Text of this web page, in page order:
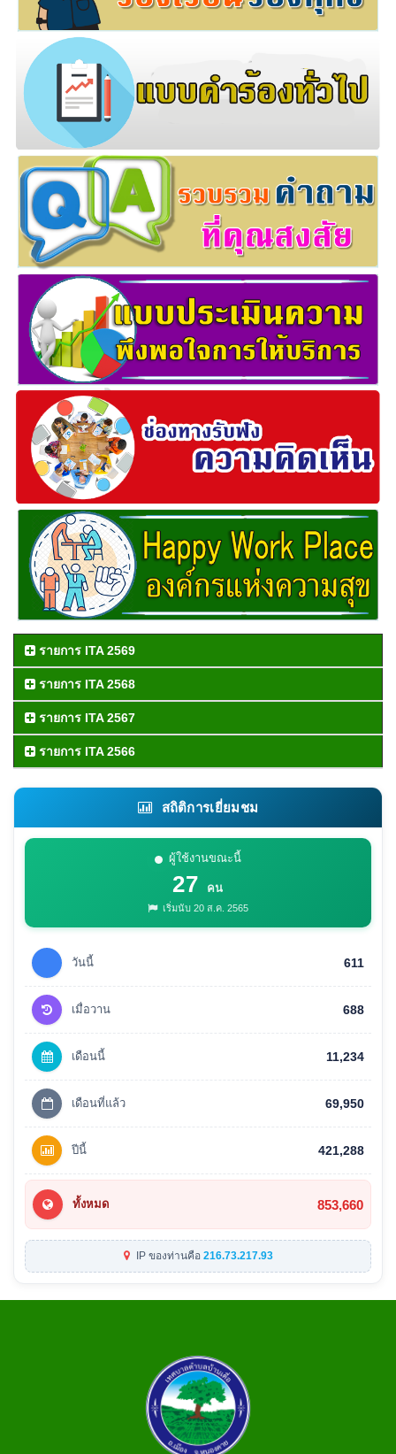
รายการ ITA 2569
รายการ ITA 2568
รายการ ITA 2567
รายการ ITA 2566
สถิติการเยี่ยมชม
ผู้ใช้งานขณะนี้
27 คน
เริ่มนับ 20 ส.ค. 2565
วันนี้ 611
เมื่อวาน 688
เดือนนี้ 11,234
เดือนที่แล้ว 69,950
ปีนี้ 421,288
ทั้งหมด 853,660
IP ของท่านคือ 216.73.217.93